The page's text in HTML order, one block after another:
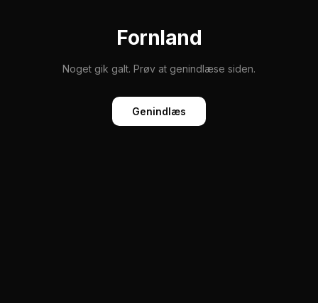
Fornland
Noget gik galt. Prøv at genindlæse siden.
Genindlæs